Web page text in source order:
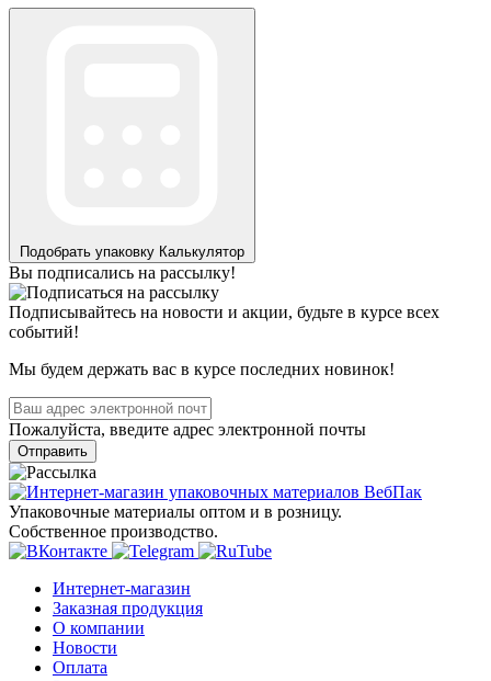
Подобрать упаковку Калькулятор
Вы подписались на рассылку!
Подписывайтесь на новости и акции, будьте в курсе всех
событий!
Мы будем держать вас в курсе последних новинок!
Пожалуйста, введите адрес электронной почты
Отправить
Упаковочные материалы оптом и в розницу.
Собственное производство.
Интернет-магазин
Заказная продукция
О компании
Новости
Оплата